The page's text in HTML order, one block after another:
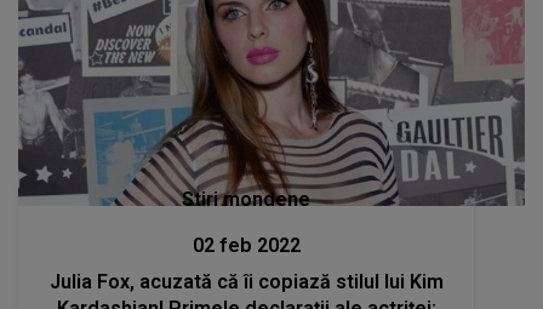
Stiri mondene
02 feb 2022
Julia Fox, acuzată că îi copiază stilul lui Kim